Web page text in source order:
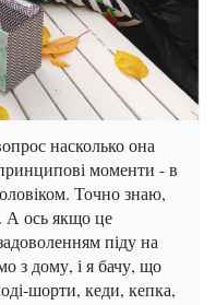
насколько она
моменти - в
Точно знаю,
А ось якщо це
піду на
з дому, і я бачу, що
шорти, кеди, кепка,